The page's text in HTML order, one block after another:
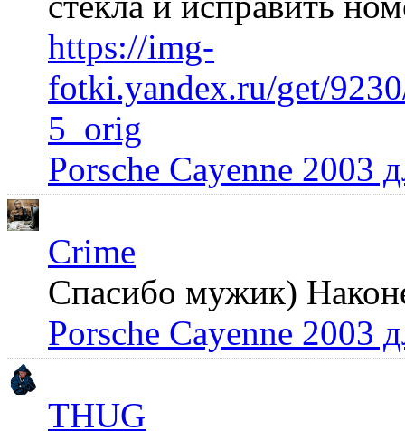
https://img-
fotki.yandex.ru/get/
5_orig
Porsche Cayenne 2003
Crime
Спасибо мужик)
Porsche Cayenne 2003
THUG